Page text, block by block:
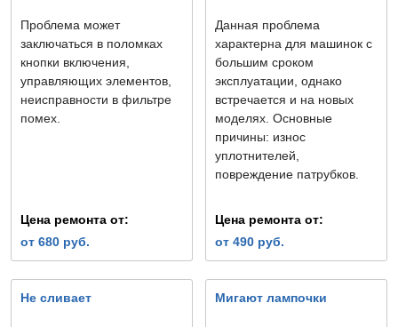
Проблема может
заключаться в поломках
кнопки включения,
управляющих элементов,
неисправности в фильтре
помех.
Цена ремонта от:
от 680 руб.
Данная проблема
характерна для машинок с
большим сроком
эксплуатации, однако
встречается и на новых
моделях. Основные
причины: износ
уплотнителей,
повреждение патрубков.
Цена ремонта от:
от 490 руб.
Не сливает Мигают лампочки